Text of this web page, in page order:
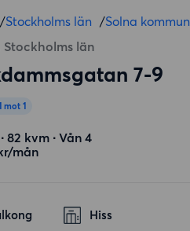
/Stockholms län /Solna kommun
Stockholms län
7-9
mot 1
82 kvm ∙ Vån 4
mån
Hiss